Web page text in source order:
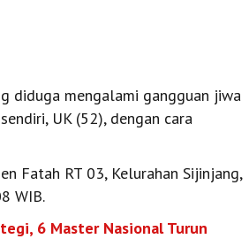
diduga mengalami gangguan jiwa
UK (52), dengan cara
Fatah RT 03, Kelurahan Sijinjang,
WIB.
6 Master Nasional Turun